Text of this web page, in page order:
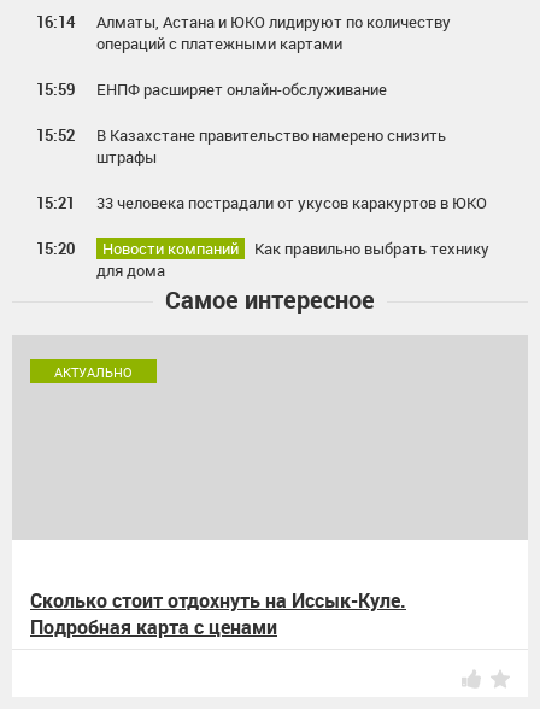
16:14
Алматы, Астана и ЮКО лидируют по количеству
операций с платежными картами
15:59 ЕНПФ расширяет онлайн-обслуживание
15:52
В Казахстане правительство намерено снизить
штрафы
15:21 33 человека пострадали от укусов каракуртов в ЮКО
15:20 Новости компаний
Как правильно выбрать технику
для дома
Самое интересное
АКТУАЛЬНО
Сколько стоит отдохнуть на Иссык-Куле.
Подробная карта с ценами